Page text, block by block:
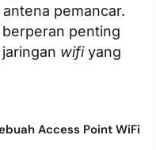
pemancar.
berperan penting
wifiyang
Access Point WiFi